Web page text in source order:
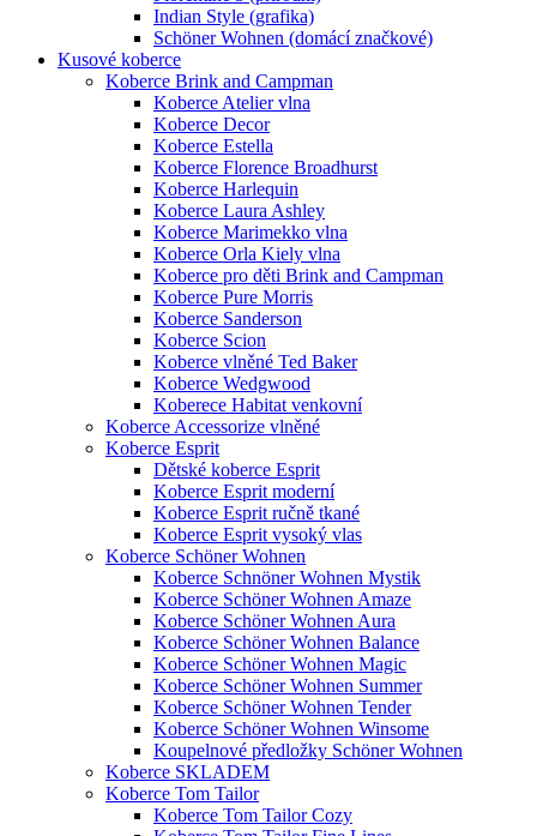
Indian Style (grafika)
Schöner Wohnen (domácí značkové)
Kusové koberce
Koberce Brink and Campman
Koberce Atelier vlna
Koberce Decor
Koberce Estella
Koberce Florence Broadhurst
Koberce Harlequin
Koberce Laura Ashley
Koberce Marimekko vlna
Koberce Orla Kiely vlna
Koberce pro děti Brink and Campman
Koberce Pure Morris
Koberce Sanderson
Koberce Scion
Koberce vlněné Ted Baker
Koberce Wedgwood
Koberece Habitat venkovní
Koberce Accessorize vlněné
Koberce Esprit
Dětské koberce Esprit
Koberce Esprit moderní
Koberce Esprit ručně tkané
Koberce Esprit vysoký vlas
Koberce Schöner Wohnen
Koberce Schnöner Wohnen Mystik
Koberce Schöner Wohnen Amaze
Koberce Schöner Wohnen Aura
Koberce Schöner Wohnen Balance
Koberce Schöner Wohnen Magic
Koberce Schöner Wohnen Summer
Koberce Schöner Wohnen Tender
Koberce Schöner Wohnen Winsome
Koupelnové předložky Schöner Wohnen
Koberce SKLADEM
Koberce Tom Tailor
Koberce Tom Tailor Cozy